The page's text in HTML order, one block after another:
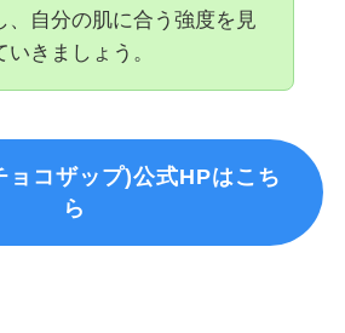
、自分の肌に合う強度を見
いきましょう。
コザップ)公式HPはこち
ら